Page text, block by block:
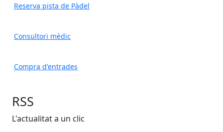
Reserva pista de Pàdel
Consultori mèdic
Compra d'entrades
RSS
L'actualitat a un clic